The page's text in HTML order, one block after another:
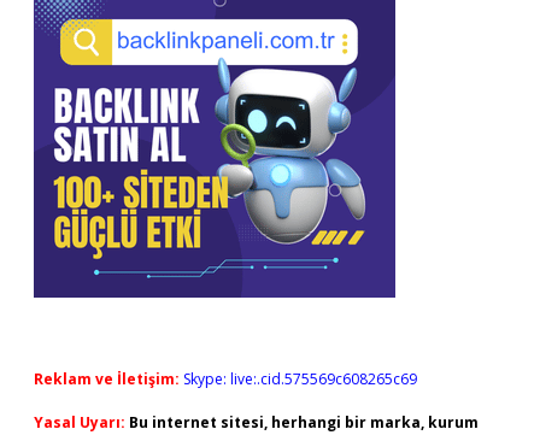
Reklam ve İletişim: Skype: live:.cid.575569c608265c69
Yasal Uyarı: Bu internet sitesi, herhangi bir marka, kurum